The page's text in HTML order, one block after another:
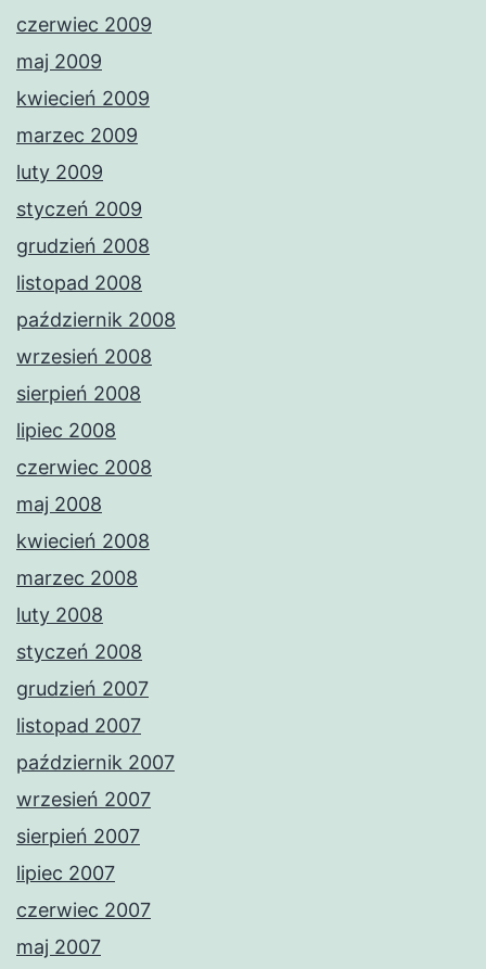
czerwiec 2009
maj 2009
kwiecień 2009
marzec 2009
luty 2009
styczeń 2009
grudzień 2008
listopad 2008
październik 2008
wrzesień 2008
sierpień 2008
lipiec 2008
czerwiec 2008
maj 2008
kwiecień 2008
marzec 2008
luty 2008
styczeń 2008
grudzień 2007
listopad 2007
październik 2007
wrzesień 2007
sierpień 2007
lipiec 2007
czerwiec 2007
maj 2007